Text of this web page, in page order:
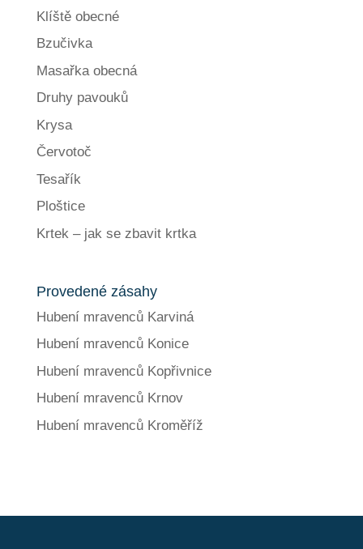
Klíště obecné
Bzučivka
Masařka obecná
Druhy pavouků
Krysa
Červotoč
Tesařík
Ploštice
Krtek – jak se zbavit krtka
Provedené zásahy
Hubení mravenců Karviná
Hubení mravenců Konice
Hubení mravenců Kopřivnice
Hubení mravenců Krnov
Hubení mravenců Kroměříž